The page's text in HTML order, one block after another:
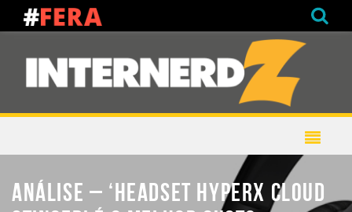
ANÁLISE – ‘HEADSET HYPERX CLOUD